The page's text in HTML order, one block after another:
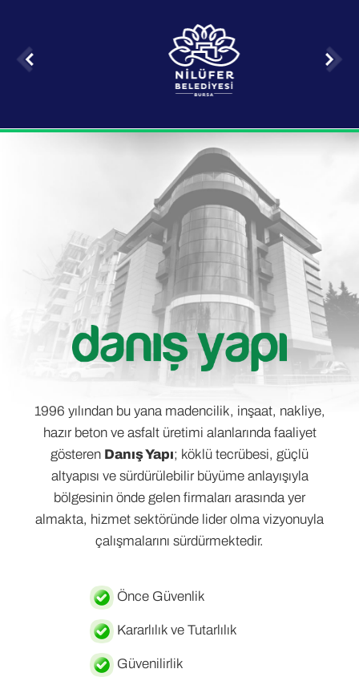
1996 yılından bu yana madencilik, inşaat, nakliye,
hazır beton ve asfalt üretimi alanlarında faaliyet
gösteren Danış Yapı; köklü tecrübesi, güçlü
altyapısı ve sürdürülebilir büyüme anlayışıyla
bölgesinin önde gelen firmaları arasında yer
almakta, hizmet sektöründe lider olma vizyonuyla
çalışmalarını sürdürmektedir.
Önce Güvenlik
Kararlılık ve Tutarlılık
Güvenilirlik